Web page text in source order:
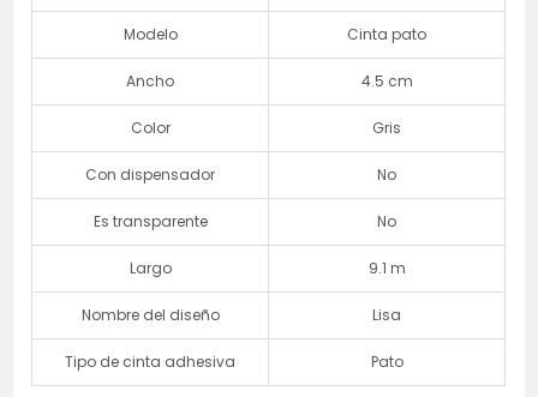
Modelo Cinta pato
Ancho 4.5 cm
Color Gris
Con dispensador No
Es transparente No
Largo 9.1 m
Nombre del diseño Lisa
Tipo de cinta adhesiva Pato